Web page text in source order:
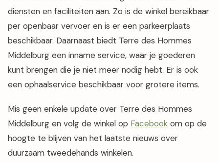
diensten en faciliteiten aan. Zo is de winkel bereikbaar
per openbaar vervoer en is er een parkeerplaats
beschikbaar. Daarnaast biedt Terre des Hommes
Middelburg een inname service, waar je goederen
kunt brengen die je niet meer nodig hebt. Er is ook
een ophaalservice beschikbaar voor grotere items.
Mis geen enkele update over Terre des Hommes
Middelburg en volg de winkel op Facebook om op de
hoogte te blijven van het laatste nieuws over
duurzaam tweedehands winkelen.